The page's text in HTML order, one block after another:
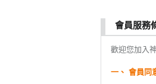
會員服務
歡迎您加入
一、 會員同